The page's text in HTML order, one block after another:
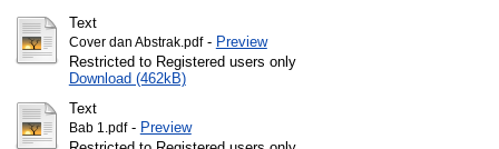
Text
Cover dan Abstrak.pdf- Preview
Restricted to Registered users only
Download (462kB)
Text
Bab 1.pdf- Preview